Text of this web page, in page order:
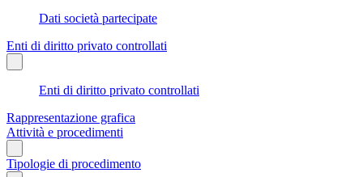
Dati società partecipate
Enti di diritto privato controllati
Enti di diritto privato controllati
Rappresentazione grafica
Attività e procedimenti
Tipologie di procedimento